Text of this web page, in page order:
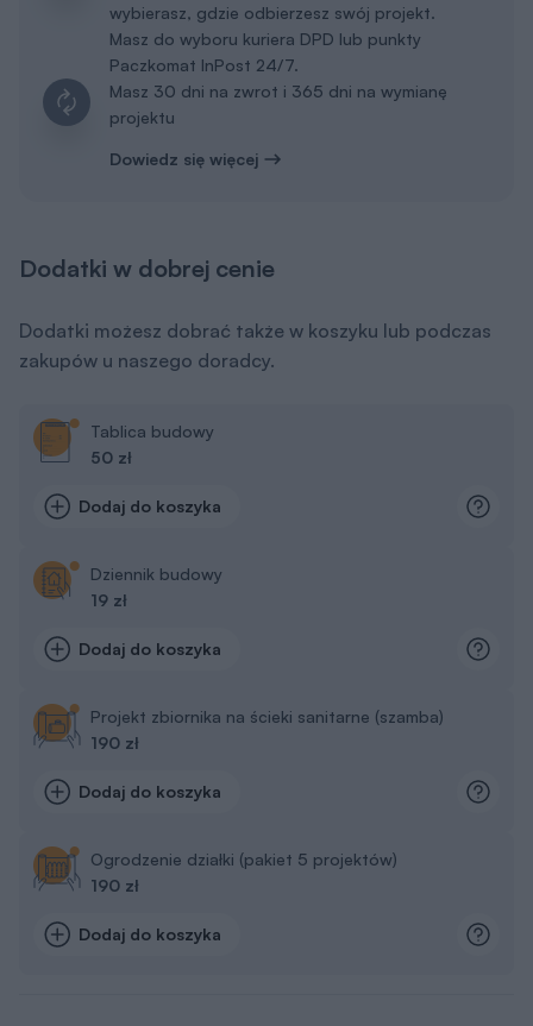
wybierasz, gdzie odbierzesz swój projekt.
Masz do wyboru kuriera DPD lub punkty
Paczkomat InPost 24/7.
Masz 30 dni na zwrot i 365 dni na wymianę
projektu
Dowiedz się więcej
Dodatki w dobrej cenie
Dodatki możesz dobrać także w koszyku lub podczas
zakupów u naszego doradcy.
Tablica budowy
50 zł
Dodaj do koszyka
Dziennik budowy
19 zł
Dodaj do koszyka
Projekt zbiornika na ścieki sanitarne (szamba)
190 zł
Dodaj do koszyka
Ogrodzenie działki (pakiet 5 projektów)
190 zł
Dodaj do koszyka